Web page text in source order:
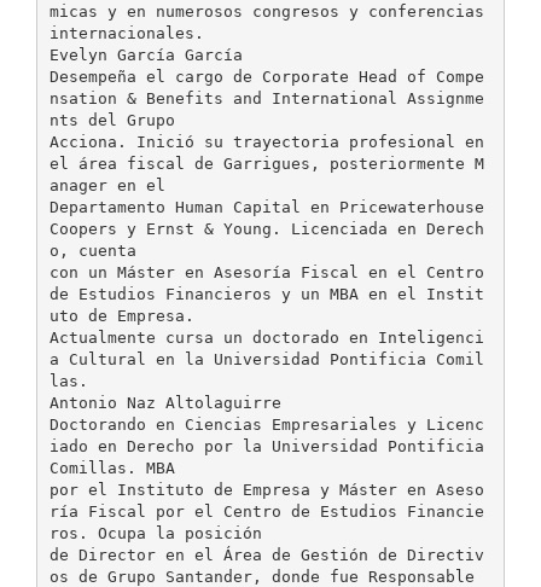
micas y en numerosos congresos y conferencias
internacionales.
Evelyn García García
Desempeña el cargo de Corporate Head of Compe
nsation & Benefits and International Assignme
nts del Grupo
Acciona. Inició su trayectoria profesional en
el área fiscal de Garrigues, posteriormente M
anager en el
Departamento Human Capital en Pricewaterhouse
Coopers y Ernst & Young. Licenciada en Derech
o, cuenta
con un Máster en Asesoría Fiscal en el Centro
de Estudios Financieros y un MBA en el Instit
uto de Empresa.
Actualmente cursa un doctorado en Inteligenci
a Cultural en la Universidad Pontificia Comil
las.
Antonio Naz Altolaguirre
Doctorando en Ciencias Empresariales y Licenc
iado en Derecho por la Universidad Pontificia
Comillas. MBA
por el Instituto de Empresa y Máster en Aseso
ría Fiscal por el Centro de Estudios Financie
ros. Ocupa la posición
de Director en el Área de Gestión de Directiv
os de Grupo Santander, donde fue Responsable